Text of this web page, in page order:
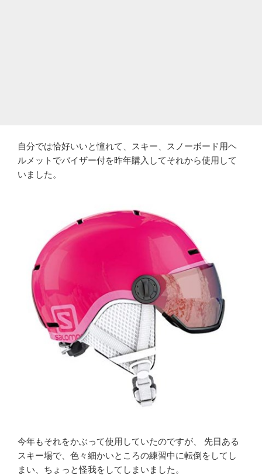
自分では恰好いいと憧れて、スキー、スノーボード用ヘ
ルメットでバイザー付を昨年購入してそれから使用して
いました。
今年もそれをかぶって使用していたのですが、 先日ある
スキー場で、色々細かいところの練習中に転倒をしてし
まい、ちょっと怪我をしてしまいました。